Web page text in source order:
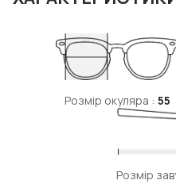
Розмір окуляра : 55
Розмір